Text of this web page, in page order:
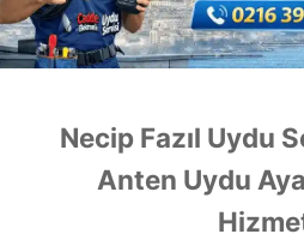
Necip Fazıl Uydu
Anten Uydu